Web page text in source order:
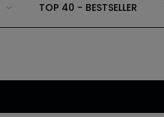
TOP 40 - BESTSELLER